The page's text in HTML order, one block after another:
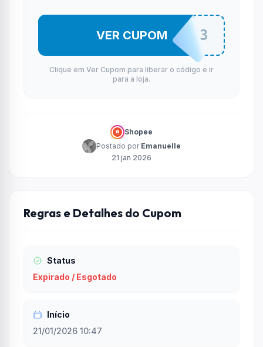
PAYOT3
VER CUPOM
Clique em Ver Cupom para liberar o código e ir
para a loja.
Shopee
Postado por Emanuelle
21 jan 2026
Regras e Detalhes do Cupom
Status
Expirado / Esgotado
Início
21/01/2026 10:47